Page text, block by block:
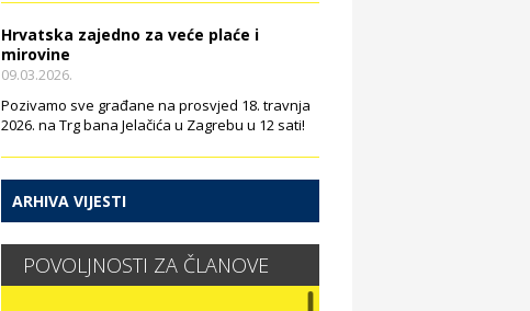
Hrvatska zajedno za veće plaće i
mirovine
09.03.2026.
Pozivamo sve građane na prosvjed 18. travnja
2026. na Trg bana Jelačića u Zagrebu u 12 sati!
ARHIVA VIJESTI
POVOLJNOSTI ZA ČLANOVE